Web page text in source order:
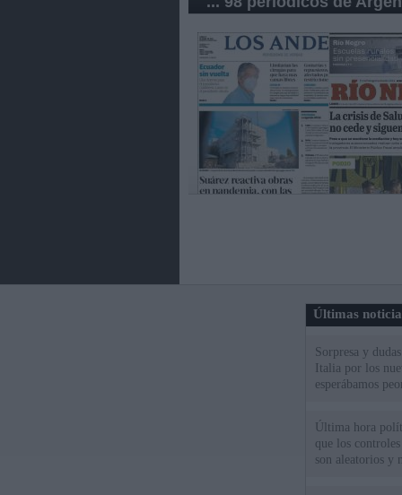
Últimas
Sorpresa y
Italia por los
esperábamos
Última hora
que los
son aleatorios y